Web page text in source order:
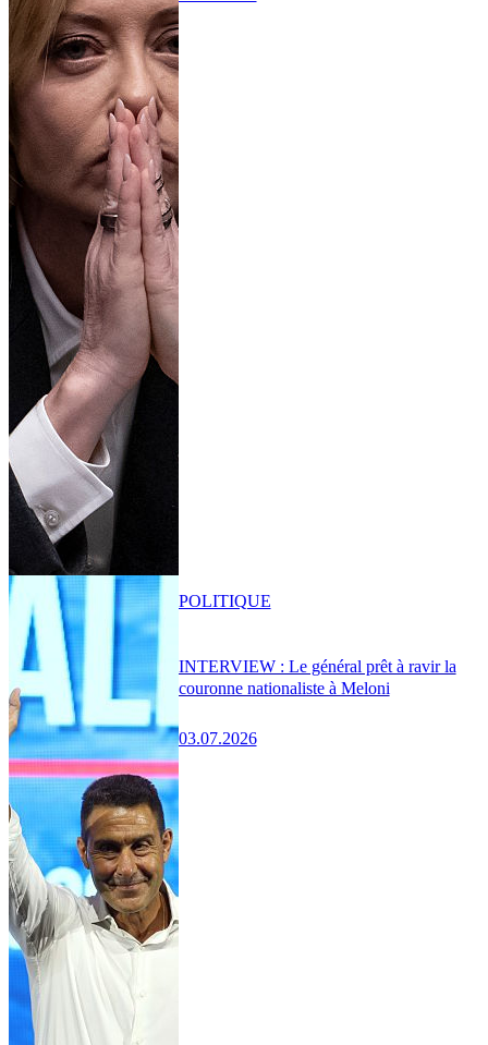
INTERVIEW : Le général prêt à ravir la
couronne nationaliste à Meloni
03.07.2026
POLITIQUE